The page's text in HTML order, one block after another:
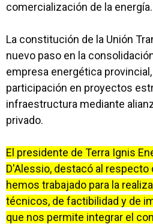
comercialización de la energía.
La constitución de la Unión
nuevo paso en la
empresa energética
participación en proyectos
infraestructura mediante
privado.
El presidente de Terra Ignis
D'Alessio, destacó al respecto
hemos trabajado para la
técnicos, de factibilidad y de
que nos permite integrar el